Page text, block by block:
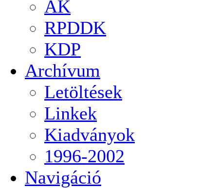
AK
RPDDK
KDP
Archívum
Letöltések
Linkek
Kiadványok
1996-2002
Navigáció